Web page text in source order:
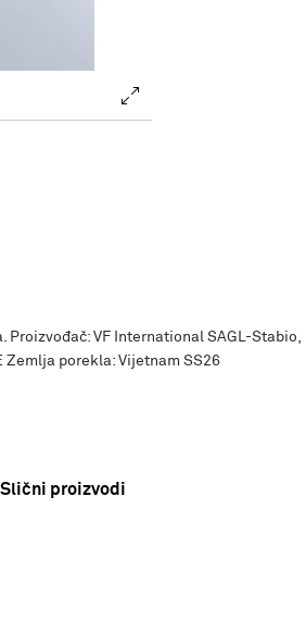
Proizvođač: VF International SAGL-Stabio,
Zemlja porekla: Vijetnam SS26
Slični proizvodi